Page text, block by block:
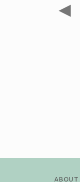
◀
About